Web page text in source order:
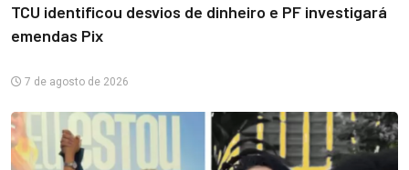
TCU identificou desvios de dinheiro e PF investigará
emendas Pix
7 de agosto de 2026